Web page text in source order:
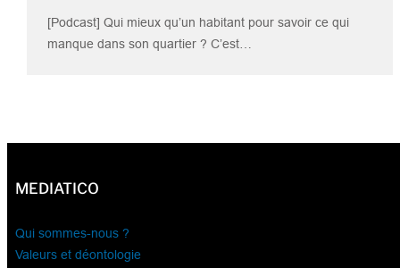
[Podcast] Qui mieux qu’un habitant pour savoir ce qui
manque dans son quartier ? C’est…
MEDIATICO
Qui sommes-nous ?
Valeurs et déontologie